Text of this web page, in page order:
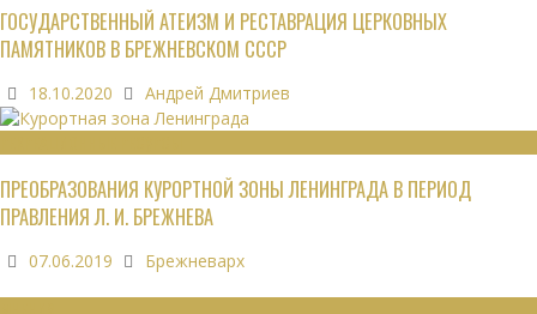
ГОСУДАРСТВЕННЫЙ АТЕИЗМ И РЕСТАВРАЦИЯ ЦЕРКОВНЫХ
ПАМЯТНИКОВ В БРЕЖНЕВСКОМ СССР
18.10.2020 Андрей Дмитриев
ПРЕОБРАЗОВАНИЯ КУРОРТНОЙ ЗОНЫ ЛЕНИНГРАДА В ПЕРИОД
ПРАВЛЕНИЯ Л. И. БРЕЖНЕВА
07.06.2019 Брежневарх